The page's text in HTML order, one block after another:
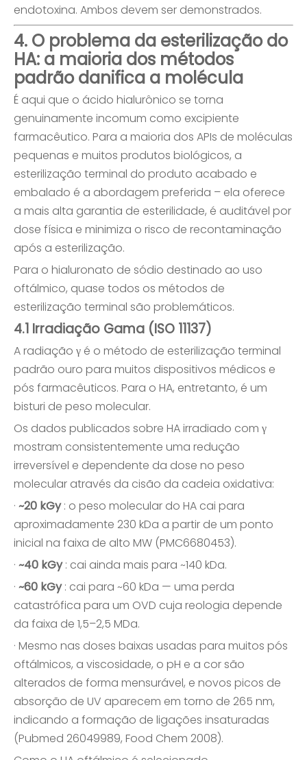
endotoxina. Ambos devem ser demonstrados.
4. O problema da esterilização do
HA: a maioria dos métodos
padrão danifica a molécula
É aqui que o ácido hialurônico se torna
genuinamente incomum como excipiente
farmacêutico. Para a maioria dos APIs de moléculas
pequenas e muitos produtos biológicos, a
esterilização terminal do produto acabado e
embalado é a abordagem preferida – ela oferece
a mais alta garantia de esterilidade, é auditável por
dose física e minimiza o risco de recontaminação
após a esterilização.
Para o hialuronato de sódio destinado ao uso
oftálmico, quase todos os métodos de
esterilização terminal são problemáticos.
4.1 Irradiação Gama (ISO 11137)
A radiação γ é o método de esterilização terminal
padrão ouro para muitos dispositivos médicos e
pós farmacêuticos. Para o HA, entretanto, é um
bisturi de peso molecular.
Os dados publicados sobre HA irradiado com γ
mostram consistentemente uma redução
irreversível e dependente da dose no peso
molecular através da cisão da cadeia oxidativa:
· ~20 kGy: o peso molecular do HA cai para
aproximadamente 230 kDa a partir de um ponto
inicial na faixa de alto MW (PMC6680453).
· ~40 kGy: cai ainda mais para ~140 kDa.
· ~60 kGy: cai para ~60 kDa — uma perda
catastrófica para um OVD cuja reologia depende
da faixa de 1,5–2,5 MDa.
· Mesmo nas doses baixas usadas para muitos pós
oftálmicos, a viscosidade, o pH e a cor são
alterados de forma mensurável, e novos picos de
absorção de UV aparecem em torno de 265 nm,
indicando a formação de ligações insaturadas
(Pubmed 26049989, Food Chem 2008).